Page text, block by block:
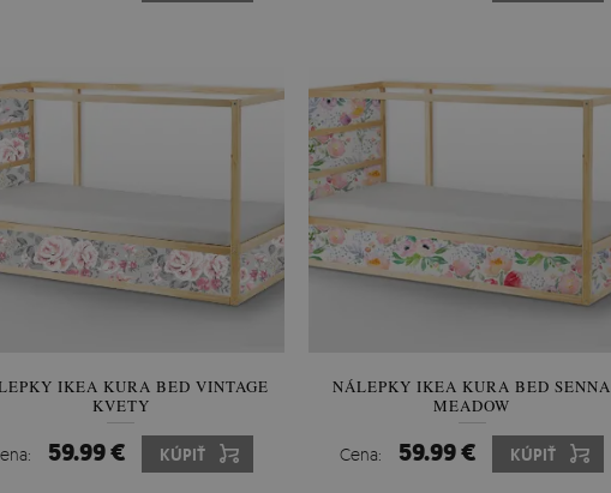
IKEA KURA BED VINTAGE
KVETY
59.99 € KÚPIŤ
NÁLEPKY IKEA KURA BED SENNA
MEADOW
Cena: 59.99 € KÚPIŤ